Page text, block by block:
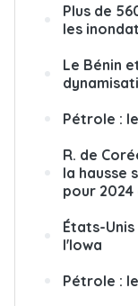
Plus de
les
Le Bénin
Pétrole :
R. de
la hausse
pour 2024
États-
l'Iowa
Pétrole :